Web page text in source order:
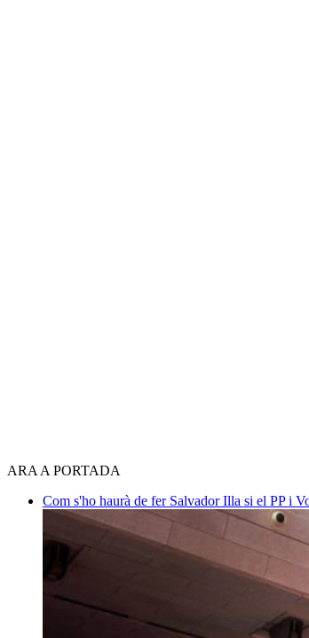
ARA A PORTADA
Com s'ho haurà de fer Salvador Illa si el PP i